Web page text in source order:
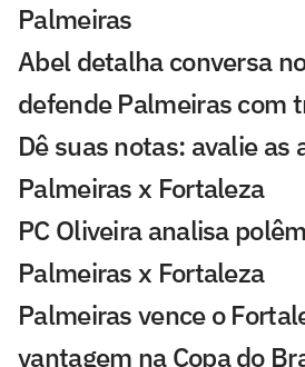
Palmeiras
Abel detalha conversa
defende Palmeiras com
Dê suas notas: avalie as
Palmeiras x Fortaleza
PC Oliveira analisa
Palmeiras x Fortaleza
Palmeiras vence o
vantagem na Copa do